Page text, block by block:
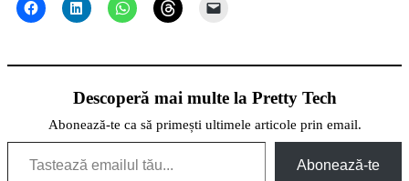
Descoperă mai multe la Pretty Tech
Abonează-te ca să primești ultimele articole prin email.
Tastează emailul tău...
Abonează-te